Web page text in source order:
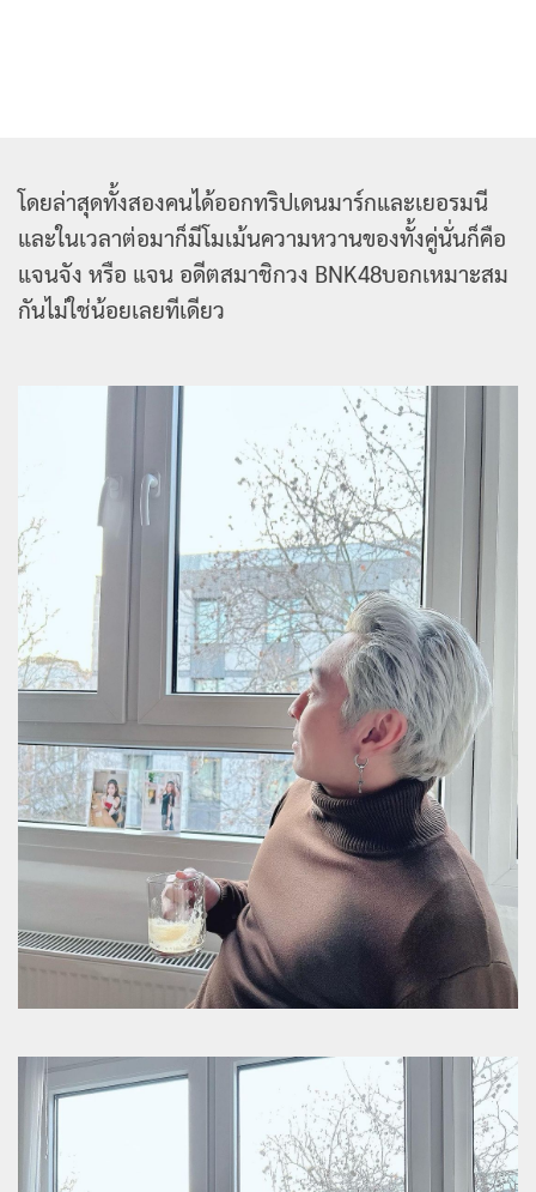
โดยล่าสุดทั้งสองคนได้ออกทริปเดนมาร์กและเยอรมนี
และในเวลาต่อมาก็มีโมเม้นความหวานของทั้งคู่นั่นก็คือ
แจนจัง หรือ แจน อดีตสมาชิกวง BNK48บอกเหมาะสม
กันไม่ใช่น้อยเลยทีเดียว